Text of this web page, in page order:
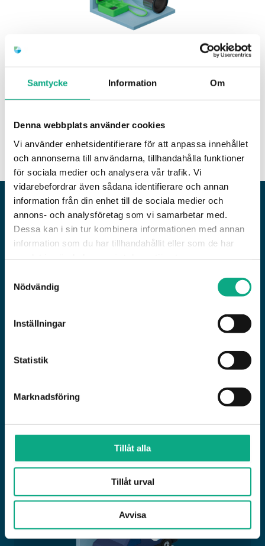
Samtycke Information Om
Denna webbplats använder cookies
Vi använder enhetsidentifierare för att anpassa innehållet
och annonserna till användarna, tillhandahålla funktioner
för sociala medier och analysera vår trafik. Vi
vidarebefordrar även sådana identifierare och annan
information från din enhet till de sociala medier och
annons- och analysföretag som vi samarbetar med.
Dessa kan i sin tur kombinera informationen med annan
information som du har tillhandahållit eller som de har
Nödvändig
Inställningar
Statistik
Marknadsföring
Tillåt alla
Tillåt urval
Avvisa
Rörinspektion i Emmaboda
Kameradiagnostik utan schakt, särskilt värdefullt i
JOUR ELLER PLANERAT?
Planerad insats eller snabb utryckning – vi löser
Planerat underhåll är alltid förstahandsvalet och
erfarenheten i Emmabodas centrumbebyggelse
där äldre stammar gärna stoppar utan förvarning.
kombilednings-pumpstation rycker vi ut samma
Skillnaden är att planerad insats följer
fastighetens egen takt, medan jouren tar över när
problemet redan är där.